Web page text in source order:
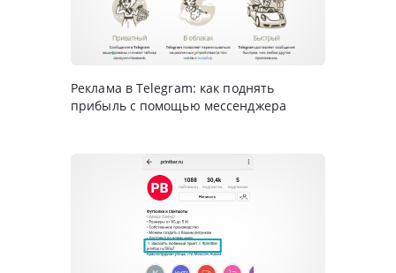
Реклама в Telegram: как поднять
прибыль с помощью мессенджера